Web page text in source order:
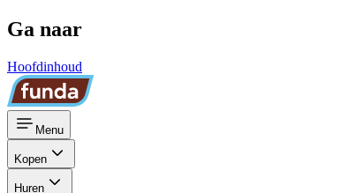
Ga naar
Hoofdinhoud
Menu
Kopen
Huren